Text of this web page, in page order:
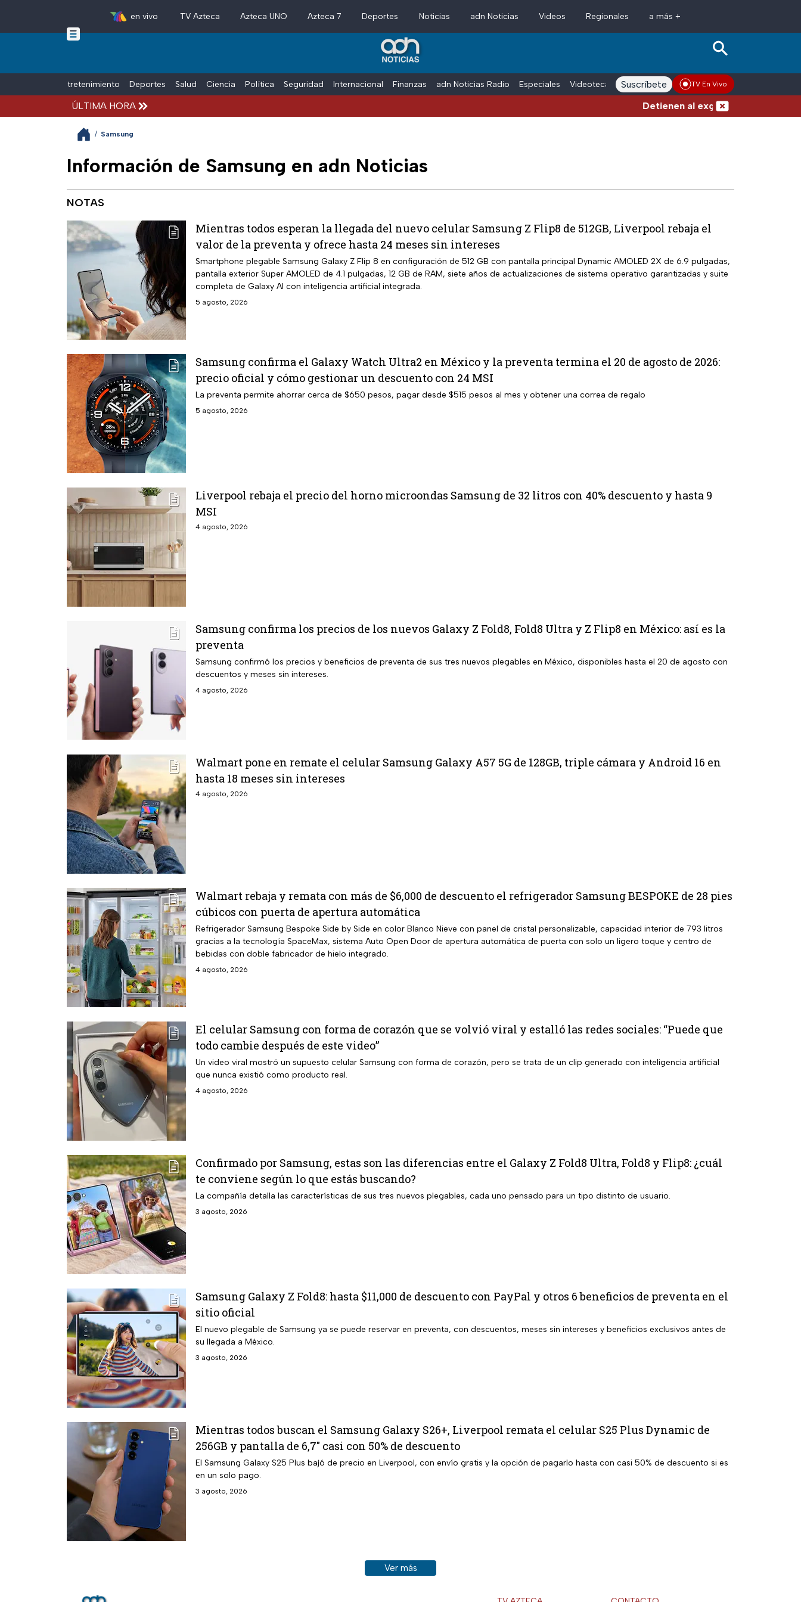
Skip to main content
en vivo TV Azteca Azteca UNO Azteca 7 Deportes Noticias adn Noticias Videos Regionales a más +
Entretenimiento Deportes Salud Ciencia Política Seguridad Internacional Finanzas adn Noticias Radio Especiales Videoteca Conductores Voces adn Noticias
Suscríbete TV En Vivo
ÚLTIMA HORA Detienen al exgobernador de
/ Samsung
Información de Samsung en adn Noticias
NOTAS
Mientras todos esperan la llegada del nuevo celular Samsung Z Flip8 de 512GB, Liverpool rebaja el
valor de la preventa y ofrece hasta 24 meses sin intereses
Smartphone plegable Samsung Galaxy Z Flip 8 en configuración de 512 GB con pantalla principal Dynamic AMOLED 2X de 6.9 pulgadas,
pantalla exterior Super AMOLED de 4.1 pulgadas, 12 GB de RAM, siete años de actualizaciones de sistema operativo garantizadas y suite
completa de Galaxy AI con inteligencia artificial integrada.
5 agosto, 2026
Samsung confirma el Galaxy Watch Ultra2 en México y la preventa termina el 20 de agosto de 2026:
precio oficial y cómo gestionar un descuento con 24 MSI
La preventa permite ahorrar cerca de $650 pesos, pagar desde $515 pesos al mes y obtener una correa de regalo
5 agosto, 2026
Liverpool rebaja el precio del horno microondas Samsung de 32 litros con 40% descuento y hasta 9
MSI
4 agosto, 2026
Samsung confirma los precios de los nuevos Galaxy Z Fold8, Fold8 Ultra y Z Flip8 en México: así es la
preventa
Samsung confirmó los precios y beneficios de preventa de sus tres nuevos plegables en México, disponibles hasta el 20 de agosto con
descuentos y meses sin intereses.
4 agosto, 2026
Walmart pone en remate el celular Samsung Galaxy A57 5G de 128GB, triple cámara y Android 16 en
hasta 18 meses sin intereses
4 agosto, 2026
Walmart rebaja y remata con más de $6,000 de descuento el refrigerador Samsung BESPOKE de 28 pies
cúbicos con puerta de apertura automática
Refrigerador Samsung Bespoke Side by Side en color Blanco Nieve con panel de cristal personalizable, capacidad interior de 793 litros
gracias a la tecnología SpaceMax, sistema Auto Open Door de apertura automática de puerta con solo un ligero toque y centro de
bebidas con doble fabricador de hielo integrado.
4 agosto, 2026
El celular Samsung con forma de corazón que se volvió viral y estalló las redes sociales: “Puede que
todo cambie después de este video”
Un video viral mostró un supuesto celular Samsung con forma de corazón, pero se trata de un clip generado con inteligencia artificial
que nunca existió como producto real.
4 agosto, 2026
Confirmado por Samsung, estas son las diferencias entre el Galaxy Z Fold8 Ultra, Fold8 y Flip8: ¿cuál
te conviene según lo que estás buscando?
La compañía detalla las características de sus tres nuevos plegables, cada uno pensado para un tipo distinto de usuario.
3 agosto, 2026
Samsung Galaxy Z Fold8: hasta $11,000 de descuento con PayPal y otros 6 beneficios de preventa en el
sitio oficial
El nuevo plegable de Samsung ya se puede reservar en preventa, con descuentos, meses sin intereses y beneficios exclusivos antes de
su llegada a México.
3 agosto, 2026
Mientras todos buscan el Samsung Galaxy S26+, Liverpool remata el celular S25 Plus Dynamic de
256GB y pantalla de 6,7″ casi con 50% de descuento
El Samsung Galaxy S25 Plus bajó de precio en Liverpool, con envío gratis y la opción de pagarlo hasta con casi 50% de descuento si es
en un solo pago.
3 agosto, 2026
Ver más historias sobre este tema
Ver más